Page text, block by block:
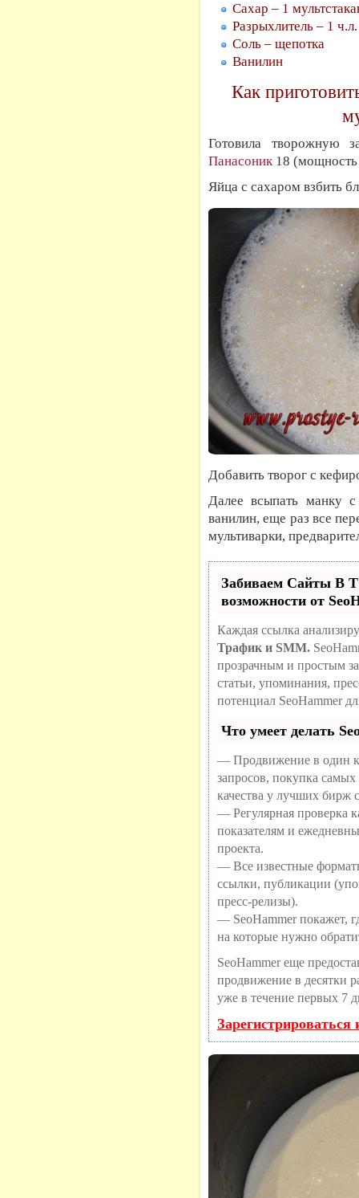
Сахар – 1
Разрыхлитель – 1 ч.л.
Соль – щепотка
Ванилин
Как
Готовила творожную
Панасоник18 (мощность
Яйца с сахаром взбить
Добавить творог с
Далее всыпать манку
ванилин, еще раз все
мультиварки,
Забиваем Сайты
возможности от
Каждая ссылка
Трафик и SMM.
прозрачным и простым
статьи, упоминания,
потенциал SeoHammer
Что умеет делать
— Продвижение в один
запросов, покупка
качества у лучших бирж
— Регулярная проверка
показателям и
проекта.
— Все известные
ссылки, публикации
пресс-релизы).
— SeoHammer покажет,
на которые нужно
SeoHammer еще
продвижение в десятки
уже в течение первых 7